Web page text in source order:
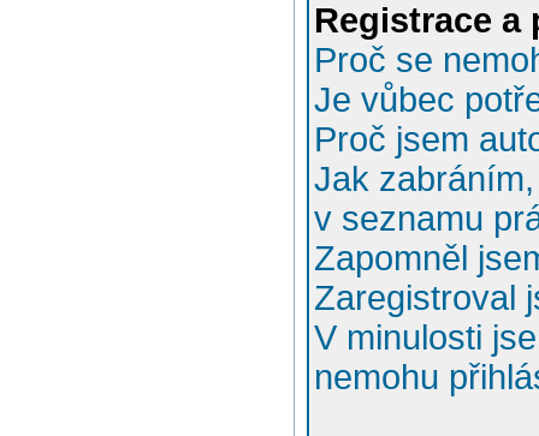
Registrace a
Proč se
Je vůbec
Proč jsem
Jak
v seznamu
Zapomněl
Zaregistroval
V minulosti
nemohu